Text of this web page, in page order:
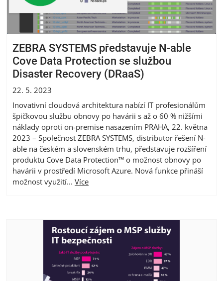
ZEBRA SYSTEMS představuje N-able
Cove Data Protection se službou
Disaster Recovery (DRaaS)
22. 5. 2023
Inovativní cloudová architektura nabízí IT profesionálům
špičkovou službu obnovy po havárii s až o 60 % nižšími
náklady oproti on-premise nasazením PRAHA, 22. května
2023 – Společnost ZEBRA SYSTEMS, distributor řešení N-
able na českém a slovenském trhu, představuje rozšíření
produktu Cove Data Protection™ o možnost obnovy po
havárii v prostředí Microsoft Azure. Nová funkce přináší
možnost využití... Více